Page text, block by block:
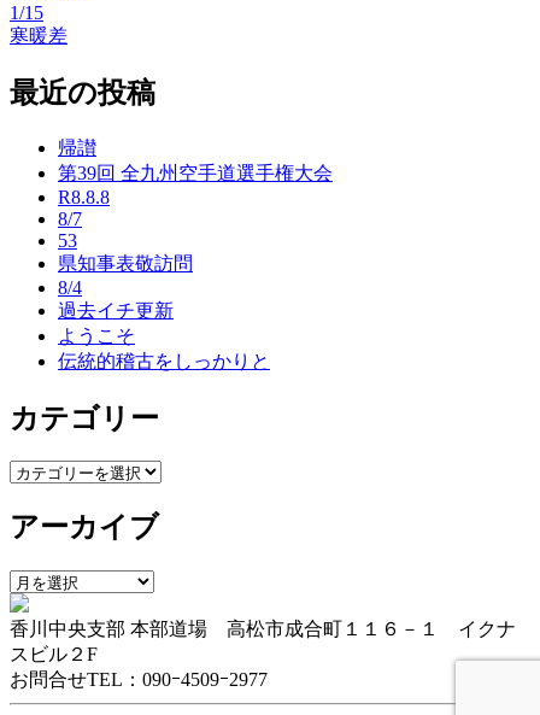
投
ナ
1/15
寒暖差
最近の投稿
帰讃
第39回 全九州空手道選手権大会
R8.8.8
8/7
53
県知事表敬訪問
8/4
過去イチ更新
ようこそ
伝統的稽古をしっかりと
カテゴリー
カ
ゴ
ー
アーカイブ
ア
ー
カ
イ
ブ
香川中央支部 本部道場 高松市成合町１１６－１ イクナ
スビル２F
お問合せTEL：090ｰ4509ｰ2977